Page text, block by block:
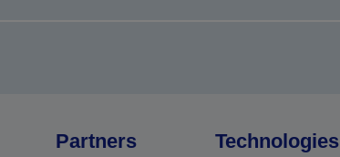
Partners Technologies